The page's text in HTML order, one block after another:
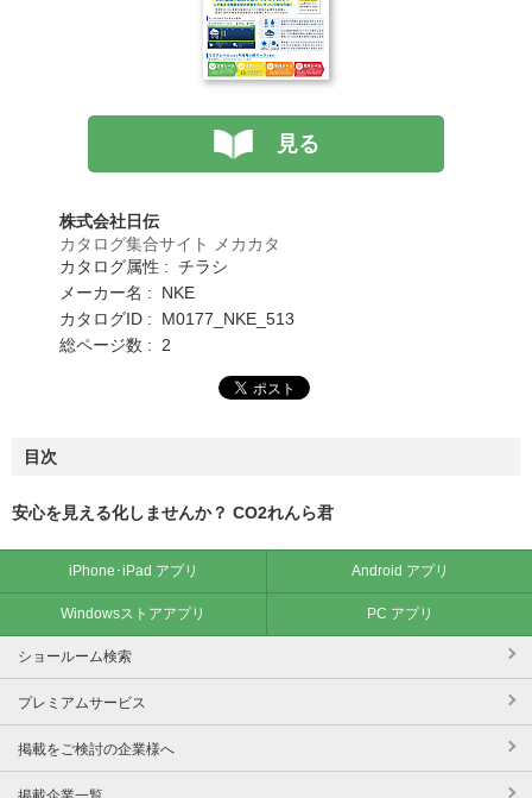
見る
株式会社日伝
カタログ集合サイト メカカタ
カタログ属性 : チラシ
メーカー名 : NKE
カタログID : M0177_NKE_513
総ページ数 : 2
目次
安心を見える化しませんか？ CO2れんら君
iPhone･iPad アプリ Android アプリ
Windowsストアアプリ PC アプリ
ショールーム検索
プレミアムサービス
掲載をご検討の企業様へ